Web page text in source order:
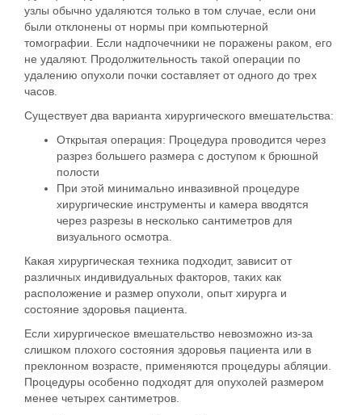
узлы обычно удаляются только в том случае, если они
были отклонены от нормы при компьютерной
томографии. Если надпочечники не поражены раком, его
не удаляют. Продолжительность такой операции по
удалению опухоли почки составляет от одного до трех
часов.
Существует два варианта хирургического вмешательства:
Открытая операция: Процедура проводится через
разрез большего размера с доступом к брюшной
полости
При этой минимально инвазивной процедуре
хирургические инструменты и камера вводятся
через разрезы в несколько сантиметров для
визуального осмотра.
Какая хирургическая техника подходит, зависит от
различных индивидуальных факторов, таких как
расположение и размер опухоли, опыт хирурга и
состояние здоровья пациента.
Если хирургическое вмешательство невозможно из-за
слишком плохого состояния здоровья пациента или в
преклонном возрасте, применяются процедуры абляции.
Процедуры особенно подходят для опухолей размером
менее четырех сантиметров.